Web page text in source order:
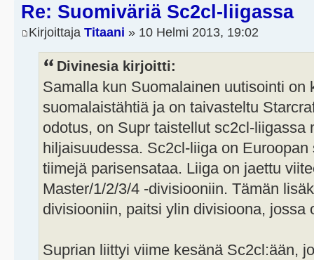
Re: Suomiväriä Sc2cl-liigassa
Kirjoittaja Titaani » 10 Helmi 2013, 19:02
Divinesia kirjoitti:
Samalla kun Suomalainen uutisointi on
suomalaistähtiä ja on taivasteltu
odotus, on Supr taistellut sc2cl-liigassa
hiljaisuudessa. Sc2cl-liiga on
tiimejä parisensataa. Liiga on jaettu
Master/1/2/3/4 -divisiooniin. Tämän
divisiooniin, paitsi ylin divisioona, jossa
Suprian liittyi viime kesänä Sc2cl:ään,